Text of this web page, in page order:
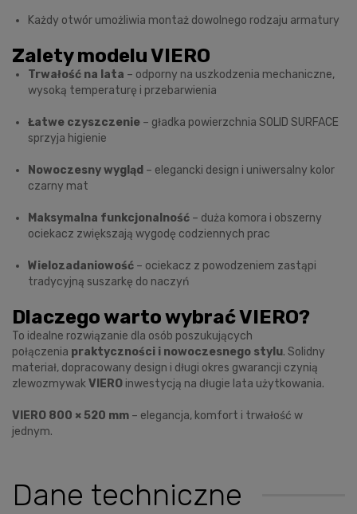
Każdy otwór umożliwia montaż dowolnego rodzaju armatury
Zalety modelu VIERO
Trwałość na lata – odporny na uszkodzenia mechaniczne,
wysoką temperaturę i przebarwienia
Łatwe czyszczenie – gładka powierzchnia SOLID SURFACE
sprzyja higienie
Nowoczesny wygląd – elegancki design i uniwersalny kolor
czarny mat
Maksymalna funkcjonalność – duża komora i obszerny
ociekacz zwiększają wygodę codziennych prac
Wielozadaniowość – ociekacz z powodzeniem zastąpi
tradycyjną suszarkę do naczyń
Dlaczego warto wybrać VIERO?
To idealne rozwiązanie dla osób poszukujących
połączenia praktyczności i nowoczesnego stylu. Solidny
materiał, dopracowany design i długi okres gwarancji czynią
zlewozmywakVIERO inwestycją na długie lata użytkowania.
VIERO 800 × 520 mm – elegancja, komfort i trwałość w
jednym.
Dane techniczne